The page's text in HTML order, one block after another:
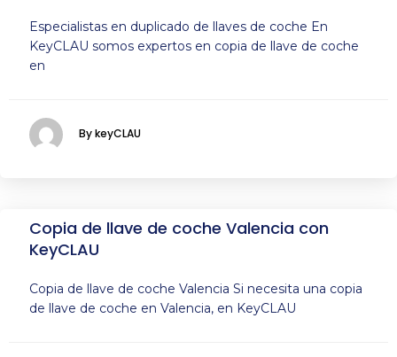
Especialistas en duplicado de llaves de coche En
KeyCLAU somos expertos en copia de llave de coche
en
By keyCLAU
Copia de llave de coche Valencia con
KeyCLAU
Copia de llave de coche Valencia Si necesita una copia
de llave de coche en Valencia, en KeyCLAU